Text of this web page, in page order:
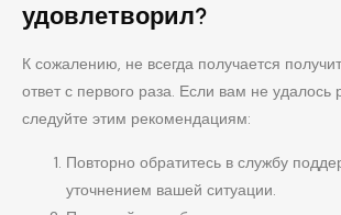
удовлетворил?
К сожалению, не всегда получается
ответ с первого раза. Если вам не удалось
следуйте этим рекомендациям:
Повторно обратитесь в службу
уточнением вашей ситуации.